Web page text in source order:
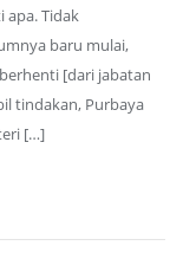
apa. Tidak
baru mulai,
[dari jabatan
tindakan, Purbaya
[…]